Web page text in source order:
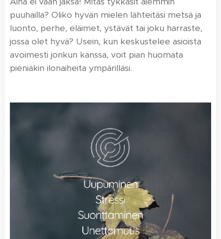
puuhailla? Oliko hyvän mielen lähteitäsi metsä ja
luonto, perhe, eläimet, ystävät tai joku harraste,
jossa olet hyvä? Usein, kun keskustelee asioista
avoimesti jonkun kanssa, voit pian huomata
pieniäkin ilonaiheita ympärilläsi.